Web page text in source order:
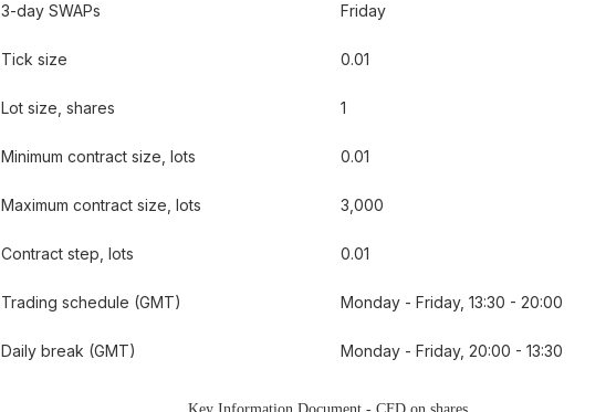
3-day SWAPs Friday
Tick size 0.01
Lot size, shares 1
Minimum contract size, lots 0.01
Maximum contract size, lots 3,000
Contract step, lots 0.01
Trading schedule (GMT) Monday - Friday, 13:30 - 20:00
Daily break (GMT) Monday - Friday, 20:00 - 13:30